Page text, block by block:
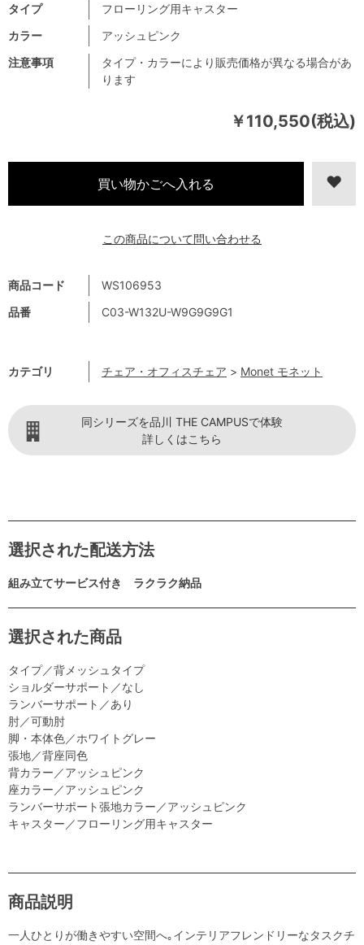
￥110,550(税込)
商品コード
WS106953
品番
C03-W132U-W9G9G9G1
カテゴリ チェア・オフィスチェア > Monet モネット
注意事項
タイプ・カラーにより販売価格が異なる場合があ
ります
タイプ
フローリング用キャスター
カラー
アッシュピンク
この商品について問い合わせる
同シリーズを品川 THE CAMPUSで体験
詳しくはこちら
選択された配送方法
組み立てサービス付き ラクラク納品
選択された商品
タイプ／背メッシュタイプ
ショルダーサポート／なし
ランバーサポート／あり
肘／可動肘
脚・本体色／ホワイトグレー
張地／背座同色
背カラー／アッシュピンク
座カラー／アッシュピンク
ランバーサポート張地カラー／アッシュピンク
キャスター／フローリング用キャスター
商品説明
一人ひとりが働きやすい空間へ｡インテリアフレンドリーなタスクチ